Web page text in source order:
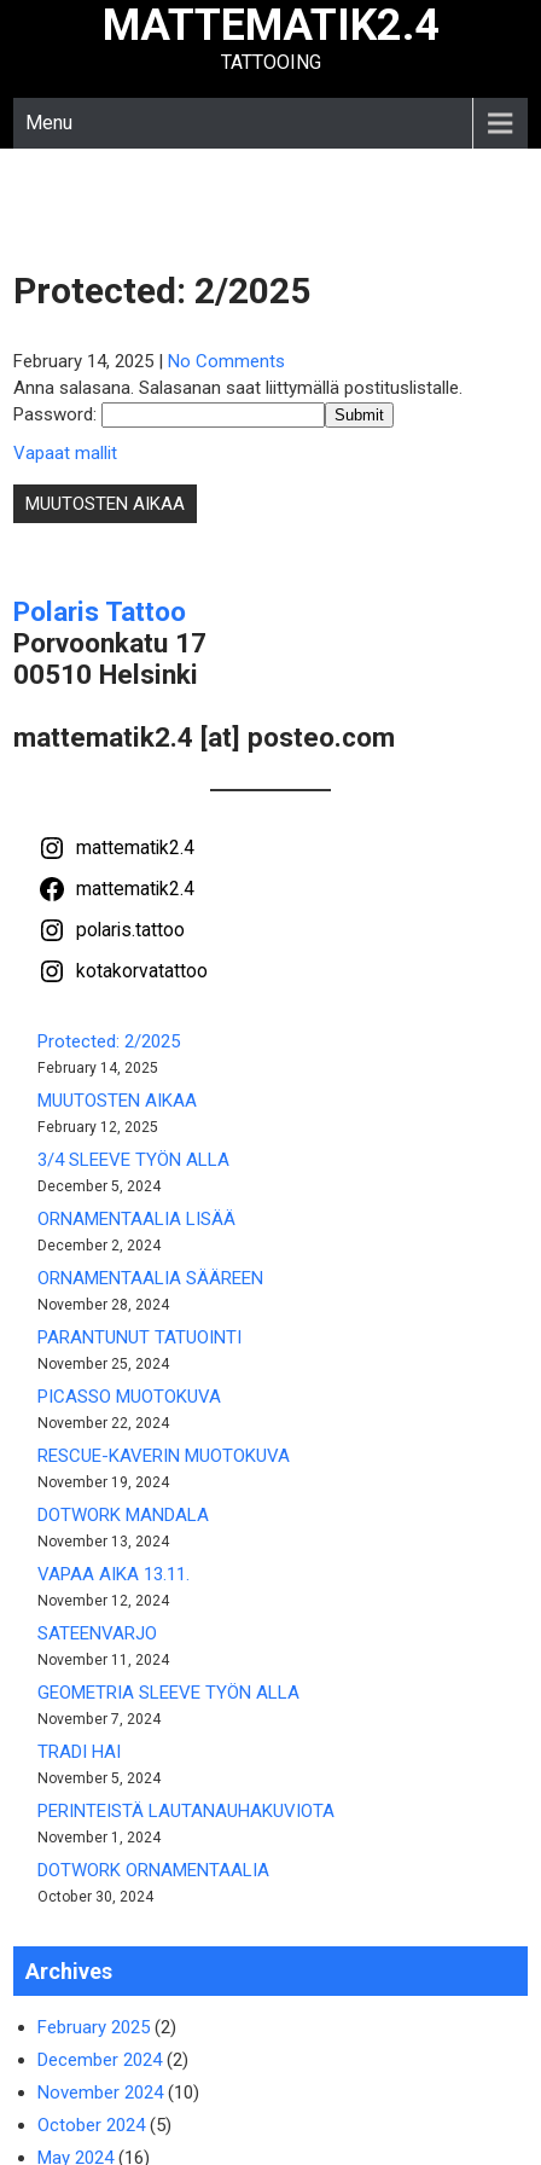
MATTEMATIK2.4
TATTOOING
Menu
Protected: 2/2025
February 14, 2025 |No Comments
Anna salasana. Salasanan saat liittymällä postituslistalle.
Password:
Vapaat mallit
Post
navigation
MUUTOSTEN AIKAA
Polaris Tattoo
Porvoonkatu 17
00510 Helsinki
mattematik2.4 [at] posteo.com
mattematik2.4
mattematik2.4
polaris.tattoo
kotakorvatattoo
Protected: 2/2025
February 14, 2025
MUUTOSTEN AIKAA
February 12, 2025
3/4 SLEEVE TYÖN ALLA
December 5, 2024
ORNAMENTAALIA LISÄÄ
December 2, 2024
ORNAMENTAALIA SÄÄREEN
November 28, 2024
PARANTUNUT TATUOINTI
November 25, 2024
PICASSO MUOTOKUVA
November 22, 2024
RESCUE-KAVERIN MUOTOKUVA
November 19, 2024
DOTWORK MANDALA
November 13, 2024
VAPAA AIKA 13.11.
November 12, 2024
SATEENVARJO
November 11, 2024
GEOMETRIA SLEEVE TYÖN ALLA
November 7, 2024
TRADI HAI
November 5, 2024
PERINTEISTÄ LAUTANAUHAKUVIOTA
November 1, 2024
DOTWORK ORNAMENTAALIA
October 30, 2024
Archives
February 2025 (2)
December 2024(2)
November 2024(10)
October 2024(5)
May 2024(16)